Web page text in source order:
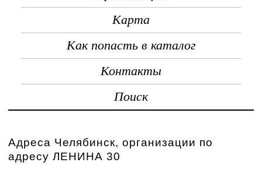
Карта
Как попасть в каталог
Контакты
Поиск
Адреса Челябинск, организации по
адресу ЛЕНИНА 30